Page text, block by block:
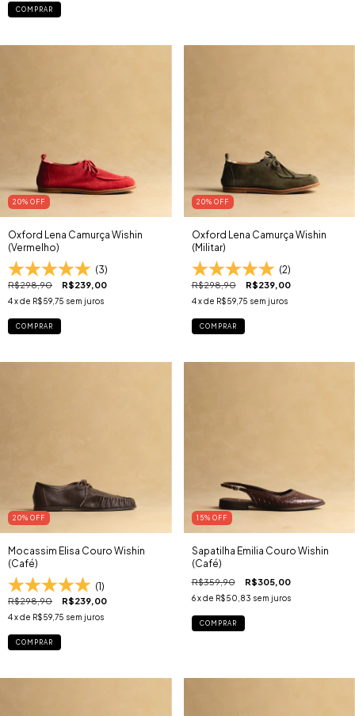
COMPRAR
20% OFF
Oxford Lena Camurça Wishin
(Vermelho)
(3)
R$298,90 R$239,00
4x de R$59,75 sem juros
COMPRAR
20% OFF
Oxford Lena Camurça Wishin
(Militar)
(2)
R$298,90 R$239,00
4 x de R$59,75 sem juros
COMPRAR
20% OFF
Mocassim Elisa Couro Wishin
(Café)
(1)
R$298,90 R$239,00
4x de R$59,75 sem juros
COMPRAR
15% OFF
Sapatilha Emilia Couro Wishin
(Café)
R$359,90 R$305,00
6 x de R$50,83 sem juros
COMPRAR